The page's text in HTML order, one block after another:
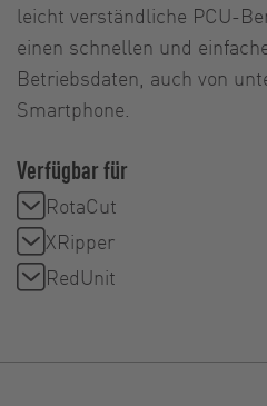
leicht verständliche PCU-
einen schnellen und
Betriebsdaten, auch von
Smartphone.
Verfügbar für
RotaCut
XRipper
RedUnit